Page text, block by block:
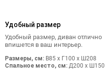
Удобный размер
Удобный размер, диван отлично
впишется в ваш интерьер.
Размеры, см: В85 x Г100 x Ш208
Спальное место, см: Д200 x Ш150